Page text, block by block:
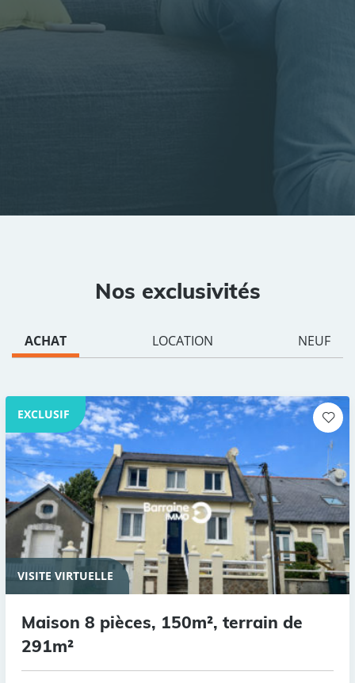
Nos exclusivités
ACHAT LOCATION NEUF
EXCLUSIF
VISITE VIRTUELLE
Maison 8 pièces, 150m², terrain de
291m²